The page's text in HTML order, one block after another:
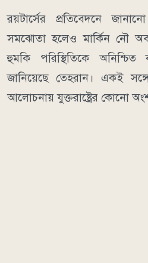
রয়টার্সের প্রতিবেদনে
সমঝোতা হলেও মার্কিন নৌ
হুমকি পরিস্থিতিকে
জানিয়েছে তেহরান। একই
আলোচনায় যুক্তরাষ্ট্রের কোনো